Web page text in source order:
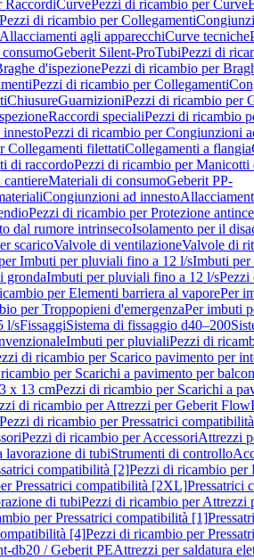
RaccordiCurvePezzi di ricambio per Curve
Pezzi di ricambio per Collegamenti
agli apparecchiCurve tecniche
Geberit Silent-ProTubiPezzi di
d'ispezionePezzi di ricambio per
Pezzi di ricambio per Collegamenti
ChiusureGuarnizioniPezzi di ricambio per
Raccordi specialiPezzi di ricambio
Pezzi di ricambio per Congiunzioni
Collegamenti filettatiCollegamenti a flangia
di raccordoPezzi di ricambio per Manicotti
cantiereMateriali di consumoGeberit PP-
Congiunzioni ad innesto
Pezzi di ricambio per Protezione
dal rumore intrinsecoIsolamento per il
scaricoValvole di ventilazioneValvole di
Imbuti per pluviali fino a 12 l/sImbuti
grondaImbuti per pluviali fino a 12 l/sPezzi
per Elementi barriera al vaporePer
per Troppopieni d'emergenzaPer imbuti
l/sFissaggiSistema di fissaggio d40–200
Imbuti per pluvialiPezzi di
di ricambio per Scarico pavimento per
per Scarichi a pavimento per
x 13 cmPezzi di ricambio per Scarichi a
di ricambio per Attrezzi per Geberit
Pezzi di ricambio per Pressatrici
Pezzi di ricambio per AccessoriAttrezzi
lavorazione di tubiStrumenti di controllo
compatibilità [2]Pezzi di ricambio per
Pressatrici compatibilità [2XL]Pressatrici
di tubiPezzi di ricambio per Attrezzi
per Pressatrici compatibilità [1]
[4]Pezzi di ricambio per
db20 / Geberit PEAttrezzi per saldatura